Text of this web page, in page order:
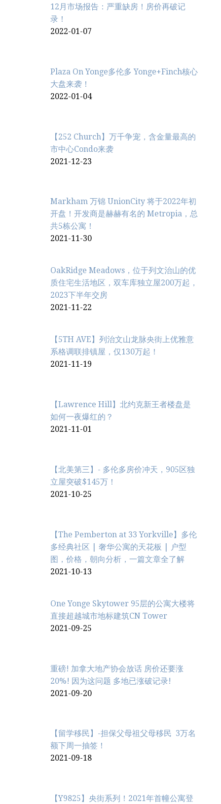
12月市场报告：严重缺房！房价再破记
录！
2022-01-07
Plaza On Yonge多伦多 Yonge+Finch核心
大盘来袭！
2022-01-04
【252 Church】万千争宠，含金量最高的
市中心Condo来袭
2021-12-23
Markham 万锦 UnionCity 将于2022年初
开盘！开发商是赫赫有名的 Metropia，总
共5栋公寓！
2021-11-30
OakRidge Meadows，位于列文治‬山的优
质住宅生活地区，双车库独立屋200万起，
2023下半年交房
2021-11-22
【5TH AVE】列治文山龙脉央街上优雅意
系格调联排镇屋，仅130万起！
2021-11-19
【Lawrence Hill】北约克新王者楼盘是
如何一夜爆红的？
2021-11-01
【北美第三】- 多伦多房价冲天，905区独
立屋突破$145万！
2021-10-25
【The Pemberton at 33 Yorkville】多伦
多经典社区 | 奢华公寓的天花板 | 户型
图，价格，朝向分析，一篇文章全了解
2021-10-13
One Yonge Skytower 95层的公寓大楼将
直接超越城市地标建筑CN Tower
2021-09-25
重磅! 加拿大地产协会放话 房价还要涨
20%! 因为这问题 多地已涨破记录!
2021-09-20
【留学移民】-担保父母祖父母移民 3万名
额下周一抽签！
2021-09-18
【Y9825】央街系列！2021年首幢公寓登